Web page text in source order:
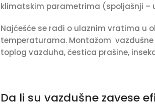
klimatskim parametrima (spoljašnji –
Najćešće se radi o ulaznim vratima u
temperaturama. Montažom
toplog vazduha, čestica prašine,
Da li su vazdušne zavese